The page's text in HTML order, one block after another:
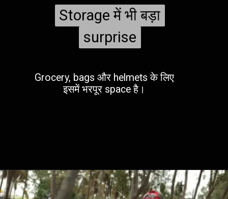
Storage में भी बड़ा
surprise
Storage में भी बड़ा
surprise
Grocery, bags और helmets के लिए
इसमें भरपूर space है।